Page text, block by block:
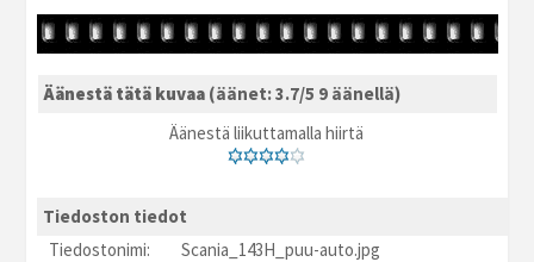
Äänestä tätä kuvaa (äänet: 3.7/5 9 äänellä)
Äänestä liikuttamalla hiirtä
Tiedoston tiedot
Tiedostonimi:
Scania_143H_puu-auto.jpg